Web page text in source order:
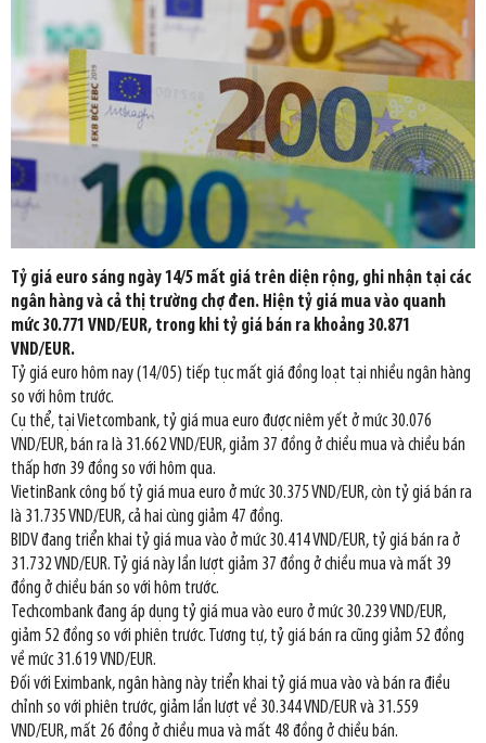
Tỷ giá euro sáng ngày 14/5 mất giá trên diện rộng, ghi nhận tại các
ngân hàng và cả thị trường chợ đen. Hiện tỷ giá mua vào quanh
mức 30.771 VND/EUR, trong khi tỷ giá bán ra khoảng 30.871
VND/EUR.
Tỷ giá euro hôm nay (14/05) tiếp tục mất giá đồng loạt tại nhiều ngân hàng
so với hôm trước.
Cụ thể, tại Vietcombank, tỷ giá mua euro được niêm yết ở mức 30.076
VND/EUR, bán ra là 31.662 VND/EUR, giảm 37 đồng ở chiều mua và chiều bán
thấp hơn 39 đồng so với hôm qua.
VietinBank công bố tỷ giá mua euro ở mức 30.375 VND/EUR, còn tỷ giá bán ra
là 31.735 VND/EUR, cả hai cùng giảm 47 đồng.
BIDV đang triển khai tỷ giá mua vào ở mức 30.414 VND/EUR, tỷ giá bán ra ở
31.732 VND/EUR. Tỷ giá này lần lượt giảm 37 đồng ở chiều mua và mất 39
đồng ở chiều bán so với hôm trước.
Techcombank đang áp dụng tỷ giá mua vào euro ở mức 30.239 VND/EUR,
giảm 52 đồng so với phiên trước. Tương tự, tỷ giá bán ra cũng giảm 52 đồng
về mức 31.619 VND/EUR.
Đối với Eximbank, ngân hàng này triển khai tỷ giá mua vào và bán ra điều
chỉnh so với phiên trước, giảm lần lượt về 30.344 VND/EUR và 31.559
VND/EUR, mất 26 đồng ở chiều mua và mất 48 đồng ở chiều bán.